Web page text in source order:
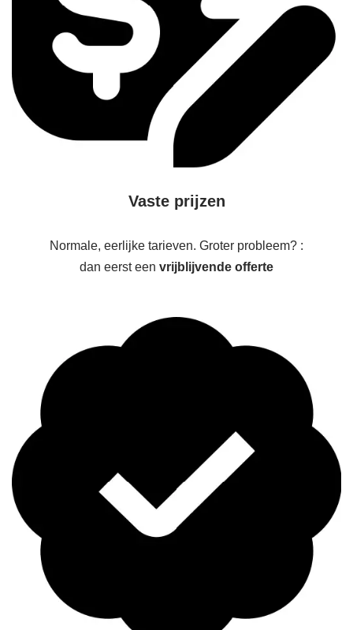
Vaste prijzen
Normale, eerlijke tarieven. Groter probleem? :
dan eerst een vrijblijvende offerte